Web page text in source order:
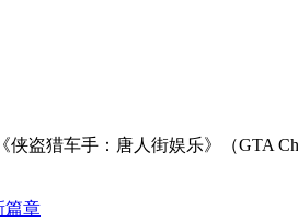
盗猎车手：唐人街娱乐》（GTA